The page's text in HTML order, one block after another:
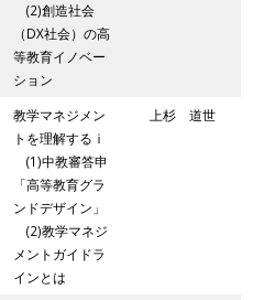
(2)創造社会
（DX社会）の高
等教育イノベー
ション
教学マネジメン
トを理解するⅰ
(1)中教審答申
「高等教育グラ
ンドデザイン」
(2)教学マネジ
メントガイドラ
インとは
上杉 道世